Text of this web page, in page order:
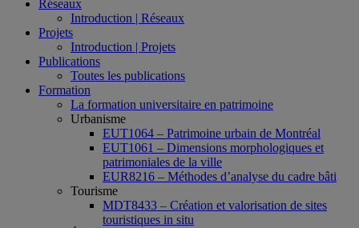
Réseaux
Introduction | Réseaux
Projets
Introduction | Projets
Publications
Toutes les publications
Formation
La formation universitaire en patrimoine
Urbanisme
EUT1064 – Patrimoine urbain de Montréal
EUT1061 – Dimensions morphologiques et
patrimoniales de la ville
EUR8216 – Méthodes d’analyse du cadre bâti
Tourisme
MDT8433 – Création et valorisation de sites
touristiques in situ